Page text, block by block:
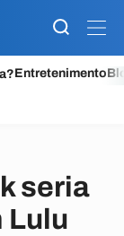
Entretenimento
seria
Lulu